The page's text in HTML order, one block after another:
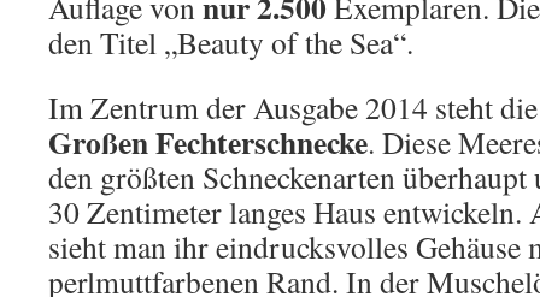
den Titel „Beauty of the Sea“.
Im Zentrum der Ausgabe 2014 steht
Großen Fechterschnecke. Diese
den größten Schneckenarten
30 Zentimeter langes Haus
sieht man ihr eindrucksvolles Gehäuse
perlmuttfarbenen Rand. In der